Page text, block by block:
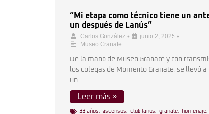
“Mi etapa como técnico tiene un
un después de Lanús”
Carlos González • junio 2, 2025 •
Museo Granate
De la mano de Museo Granate y con
los colegas de Momento Granate, se llevó a
un
Leer más »
33 años, ascensos, club lanus, granate, homenaje,